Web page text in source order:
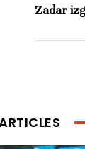
Zadar